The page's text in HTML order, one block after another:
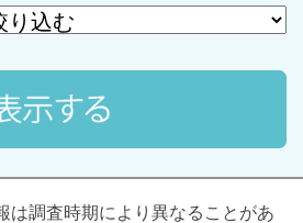
は調査時期により異なることがあ